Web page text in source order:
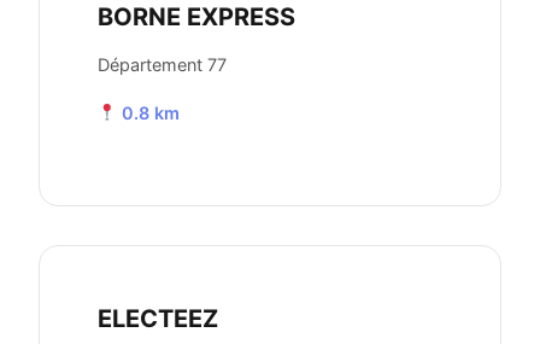
BORNE EXPRESS
Département 77
0.8 km
ELECTEEZ